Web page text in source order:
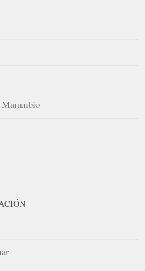
Marambio